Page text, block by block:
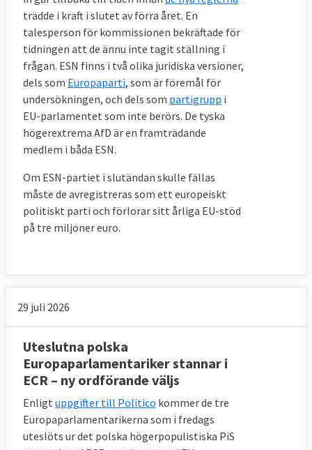
trädde i kraft i slutet av förra året. En
talesperson för kommissionen bekräftade för
tidningen att de ännu inte tagit ställning i
frågan. ESN finns i två olika juridiska versioner,
dels som Europaparti, som är föremål för
undersökningen, och dels som partigrupp i
EU-parlamentet som inte berörs. De tyska
högerextrema AfD är en framträdande
medlem i båda ESN.
Om ESN-partiet i slutändan skulle fällas
måste de avregistreras som ett europeiskt
politiskt parti och förlorar sitt årliga EU-stöd
på tre miljoner euro.
29 juli 2026
Uteslutna polska
Europaparlamentariker stannar i
ECR – ny ordförande väljs
Enligt uppgifter till Politico kommer de tre
Europaparlamentarikerna som i fredags
uteslöts ur det polska högerpopulistiska PiS